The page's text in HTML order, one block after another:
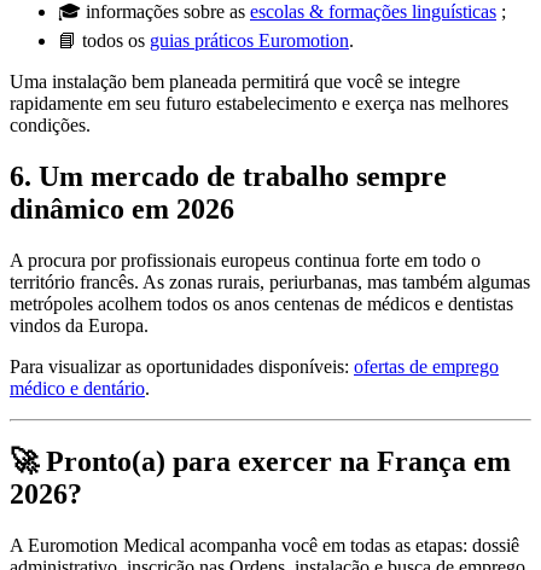
🎓 informações sobre as escolas & formações linguísticas ;
📘 todos os guias práticos Euromotion.
Uma instalação bem planeada permitirá que você se integre
rapidamente em seu futuro estabelecimento e exerça nas melhores
condições.
6. Um mercado de trabalho sempre
dinâmico em 2026
A procura por profissionais europeus continua forte em todo o
território francês. As zonas rurais, periurbanas, mas também algumas
metrópoles acolhem todos os anos centenas de médicos e dentistas
vindos da Europa.
Para visualizar as oportunidades disponíveis: ofertas de emprego
médico e dentário.
🚀 Pronto(a) para exercer na França em
2026?
A Euromotion Medical acompanha você em todas as etapas: dossiê